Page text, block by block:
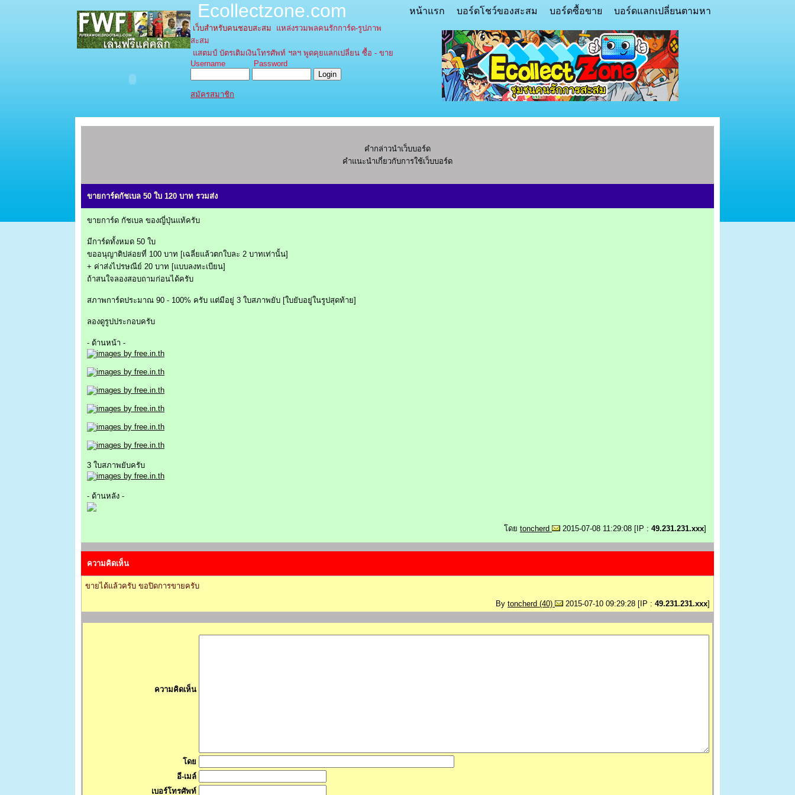
Ecollectzone.com หน้าแรก บอร์ดโชว์ของสะสม บอร์ดซื้อขาย บอร์ดแลกเปลี่ยนตามหา
เว็บสำหรับคนชอบสะสม แหล่งรวมพลคนรักการ์ด-รูปภาพ
สะสม
แสตมป์ บัตรเติมเงินโทรศัพท์ ฯลฯ พูดคุยแลกเปลี่ยน ซื้อ - ขาย
Username Password
สมัครสมาชิก
คำกล่าวนำเว็บบอร์ด
คำแนะนำเกี่ยวกับการใช้เว็บบอร์ด
ขายการ์ดกัชเบล 50 ใบ 120 บาท รวมส่ง
ขายการ์ด กัชเบล ของญี่ปุ่นแท้ครับ
มีการ์ดทั้งหมด 50 ใบ
ขออนุญาติปล่อยที่ 100 บาท [เฉลี่ยแล้วตกใบละ 2 บาทเท่านั้น]
+ ค่าส่งไปรษณีย์ 20 บาท [แบบลงทะเบียน]
ถ้าสนใจลองสอบถามก่อนได้ครับ
สภาพการ์ดประมาณ 90 - 100% ครับ แต่มีอยู่ 3 ใบสภาพยับ [ใบยับอยู่ในรูปสุดท้าย]
ลองดูรูปประกอบครับ
- ด้านหน้า -
3 ใบสภาพยับครับ
- ด้านหลัง -
โดย toncherd 2015-07-08 11:29:08 [IP : 49.231.231.xxx]
ความคิดเห็น
ขายได้แล้วครับ ขอปิดการขายครับ
By toncherd (40) 2015-07-10 09:29:28 [IP : 49.231.231.xxx]
ความคิดเห็น
โดย
อี-เมล์
เบอร์โทรศัพท์